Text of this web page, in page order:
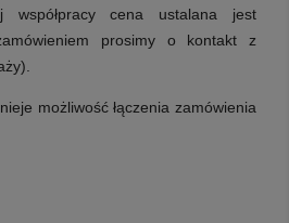
współpracy cena ustalana jest
prosimy o kontakt z
możliwość łączenia zamówienia